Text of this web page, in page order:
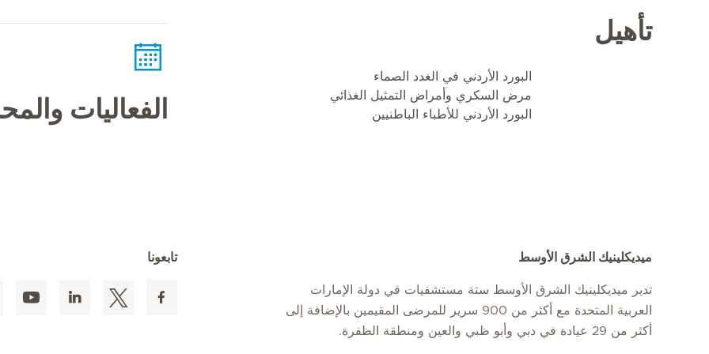
تأهيل
البورد الأردني في الغدد الصماء
مرض السكري وأمراض التمثيل الغذائي
البورد الأردني للأطباء الباطنيين
الفعاليات
ميديكلينيك الشرق الأوسط
تدير ميديكلينيك الشرق الأوسط ستة مستشفيات في دولة الإمارات
العربية المتحدة مع أكثر من 900 سرير للمرضى المقيمين بالإضافة إلى
أكثر من 29 عيادة في دبي وأبو ظبي والعين ومنطقة الظفرة.
تابعونا